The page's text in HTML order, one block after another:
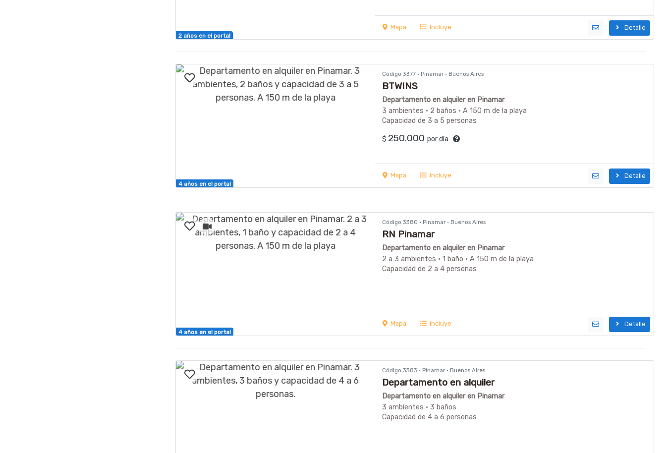
2 años en el portal
Mapa Incluye Detalle
4 años en el portal
Código 3377 · Pinamar · Buenos Aires
BTWINS
Departamento en alquiler en Pinamar
3 ambientes · 2 baños · A 150 m de la playa
Capacidad de 3 a 5 personas
$ 250.000 por día
Mapa Incluye Detalle
4 años en el portal
Código 3380 · Pinamar · Buenos Aires
RN Pinamar
Departamento en alquiler en Pinamar
2 a 3 ambientes · 1 baño · A 150 m de la playa
Capacidad de 2 a 4 personas
Mapa Incluye Detalle
Código 3383 · Pinamar · Buenos Aires
Departamento en alquiler
Departamento en alquiler en Pinamar
3 ambientes · 3 baños
Capacidad de 4 a 6 personas